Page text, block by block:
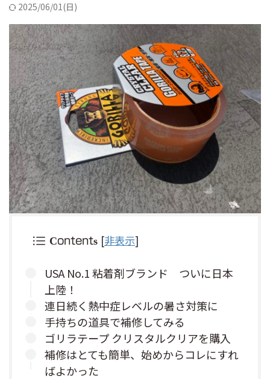
2025/06/01(日)
Contents [非表示]
USA No.1 粘着剤ブランド ついに日本
上陸！
連日続く熱中症レベルの暑さ対策に
手持ちの道具で補修してみる
ゴリラテープ クリスタルクリアを購入
補修はとても簡単、始めからコレにすれ
ばよかった